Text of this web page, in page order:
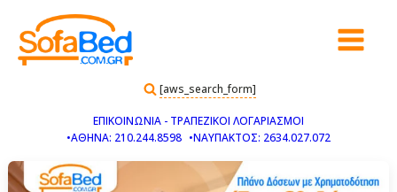
[aws_search_form]
ΕΠΙΚΟΙΝΩΝΙΑ - ΤΡΑΠΕΖΙΚΟΙ ΛΟΓΑΡΙΑΣΜΟΙ
•ΑΘΗΝΑ: 210.244.8598 •ΝΑΥΠΑΚΤΟΣ: 2634.027.072